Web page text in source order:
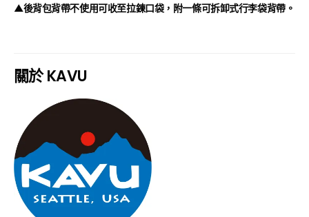
▲後背包背帶不使用可收至拉鍊口袋，附一條可拆卸式行李袋背帶。
關於 KAVU